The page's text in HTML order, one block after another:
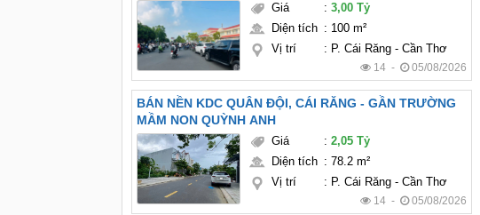
Giá :3,00 Tỷ
Diện tích : 100 m²
Vị trí
: P. Cái Răng - Cần Thơ
14 - 05/08/2026
BÁN NỀN KDC QUÂN ĐỘI, CÁI RĂNG - GẦN TRƯỜNG
MẦM NON QUỲNH ANH
Giá :2,05 Tỷ
Diện tích :78.2 m²
Vị trí
: P. Cái Răng - Cần Thơ
14 - 05/08/2026